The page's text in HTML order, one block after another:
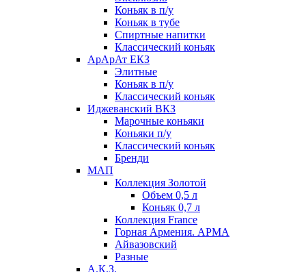
Коньяк в п/у
Коньяк в тубе
Спиртные напитки
Классический коньяк
АрАрАт ЕКЗ
Элитные
Коньяк в п/у
Классический коньяк
Иджеванский ВКЗ
Марочные коньяки
Коньяки п/у
Классический коньяк
Бренди
МАП
Коллекция Золотой
Объем 0,5 л
Коньяк 0,7 л
Коллекция France
Горная Армения. АРМА
Айвазовский
Разные
А.К.З.